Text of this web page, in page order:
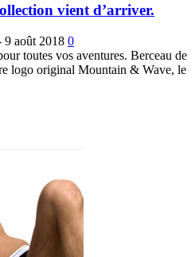
vient d’arriver.
9 août 2018 0
toutes vos aventures. Berceau de
logo original Mountain & Wave, le